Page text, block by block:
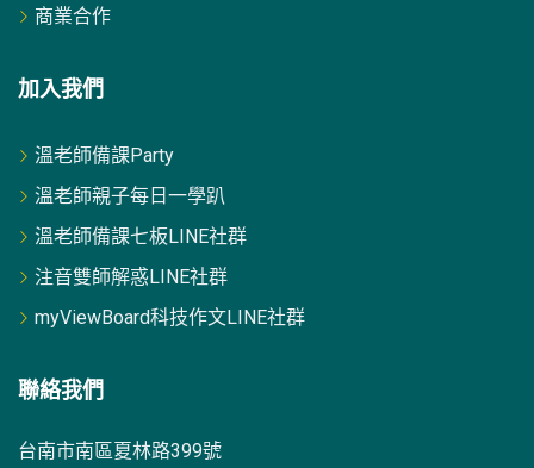
商業合作
加入我們
溫老師備課Party
溫老師親子每日一學趴
溫老師備課七板LINE社群
注音雙師解惑LINE社群
myViewBoard科技作文LINE社群
聯絡我們
台南市南區夏林路399號